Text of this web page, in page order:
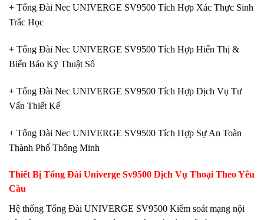
+ Tổng Đài Nec UNIVERGE SV9500 Tích Hợp Xác Thực Sinh
Trắc Học
+ Tổng Đài Nec UNIVERGE SV9500 Tích Hợp Hiển Thị &
Biển Báo Kỹ Thuật Số
+ Tổng Đài Nec UNIVERGE SV9500 Tích Hợp Dịch Vụ Tư
Vấn Thiết Kế
+ Tổng Đài Nec UNIVERGE SV9500 Tích Hợp Sự An Toàn
Thành Phố Thông Minh
Thiết Bị Tổng Đài Univerge Sv9500 Dịch Vụ Thoại Theo Yêu
Cầu
Hệ thống Tổng Đài UNIVERGE SV9500 Kiểm soát mạng nội